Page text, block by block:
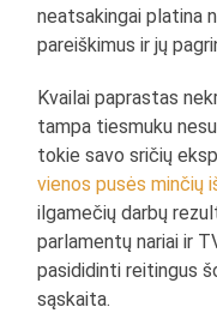
neatsakingai platina
pareiškimus ir jų
Kvailai paprastas
tampa tiesmuku
tokie savo sričių
vienos pusės minčių
ilgamečių darbų
parlamentų nariai ir
pasididinti reitingus
sąskaita.